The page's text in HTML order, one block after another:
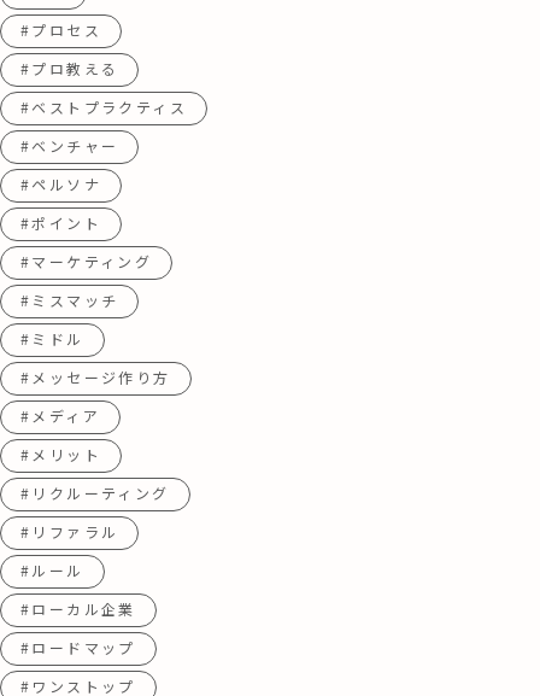
#プロセス
#プロ教える
#ベストプラクティス
#ベンチャー
#ペルソナ
#ポイント
#マーケティング
#ミスマッチ
#ミドル
#メッセージ作り方
#メディア
#メリット
#リクルーティング
#リファラル
#ルール
#ローカル企業
#ロードマップ
#ワンストップ